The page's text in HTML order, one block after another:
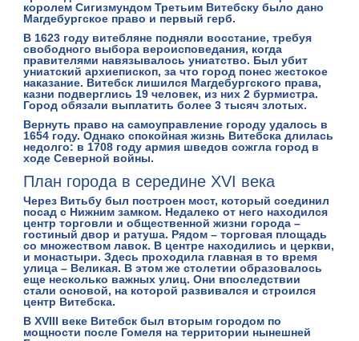
королем Сигизмундом Третьим Витебску было дано
Магдебургское право и первый герб.
В 1623 году витебляне подняли восстание, требуя
свободного выбора вероисповедания, когда
правителями навязывалось униатство. Был убит
униатский архиепископ, за что город понес жестокое
наказание. Витебск лишился Магдебургского права,
казни подверглись 19 человек, из них 2 бурмистра.
Город обязали выплатить более 3 тысяч злотых.
Вернуть право на самоуправление городу удалось в
1654 году. Однако спокойная жизнь Витебска длилась
недолго: в 1708 году армия шведов сожгла город в
ходе Северной войны.
План города в середине XVI века
Через Витьбу был построен мост, который соединил
посад с Нижним замком. Недалеко от него находился
центр торговли и общественной жизни города –
гостиный двор и ратуша. Рядом – торговая площадь
со множеством лавок. В центре находились и церкви,
и монастыри. Здесь проходила главная в то время
улица – Великая. В этом же столетии образовалось
еще несколько важных улиц. Они впоследствии
стали основой, на которой развивался и строился
центр Витебска.
В XVIII веке Витебск был вторым городом по
мощности после Гомеля на территории нынешней